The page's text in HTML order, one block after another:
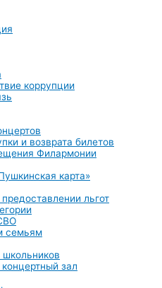
коррупции
и возврата билетов
Филармонии
карта»
льгот
семьям
школьников
зал